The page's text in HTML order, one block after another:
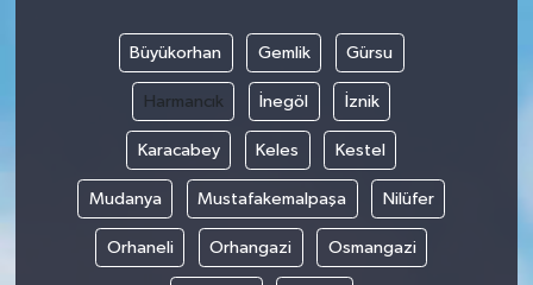
Büyükorhan Gemlik Gürsu
Harmancık İnegöl İznik
Karacabey Keles Kestel
Mudanya Mustafakemalpaşa Nilüfer
Orhaneli Orhangazi Osmangazi